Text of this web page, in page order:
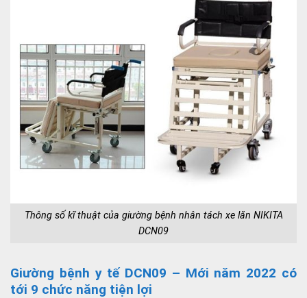
Thông số kĩ thuật của giường bệnh nhân tách xe lăn NIKITA
DCN09
Giường bệnh y tế DCN09 – Mới năm 2022 có
tới 9 chức năng tiện lợi